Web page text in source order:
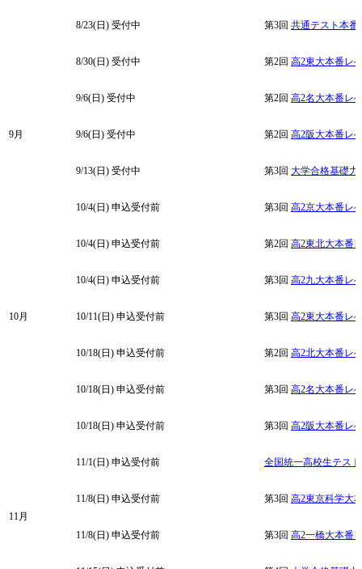
8/23(日) 受付中 第3回 共通テスト本番
8/30(日) 受付中 第2回 高2東大本番レ
9月
9/6(日) 受付中 第2回 高2名大本番レ
9/6(日) 受付中 第2回 高2阪大本番レ
9/13(日) 受付中 第3回 大学合格基礎力
10月
10/4(日) 申込受付前 第3回 高2京大本番レ
10/4(日) 申込受付前 第2回 高2東北大本番
10/4(日) 申込受付前 第3回 高2九大本番レ
10/11(日) 申込受付前 第3回 高2東大本番レ
10/18(日) 申込受付前 第2回 高2北大本番レ
10/18(日) 申込受付前 第3回 高2名大本番レ
10/18(日) 申込受付前 第3回 高2阪大本番レ
11月
11/1(日) 申込受付前 全国統一高校生テスト
11/8(日) 申込受付前 第3回 高2東京科学大
11/8(日) 申込受付前 第3回 高2一橋大本番